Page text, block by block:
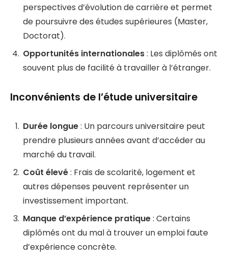
perspectives d’évolution de carrière et permet
de poursuivre des études supérieures (Master,
Doctorat).
Opportunités internationales: Les diplômés ont
souvent plus de facilité à travailler à l’étranger.
Inconvénients de l’étude universitaire
Durée longue: Un parcours universitaire peut
prendre plusieurs années avant d’accéder au
marché du travail.
Coût élevé: Frais de scolarité, logement et
autres dépenses peuvent représenter un
investissement important.
Manque d’expérience pratique: Certains
diplômés ont du mal à trouver un emploi faute
d’expérience concrète.